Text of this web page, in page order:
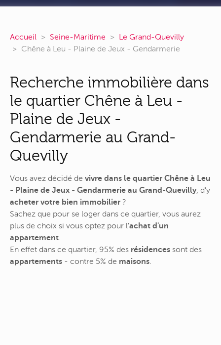
Accueil Seine-Maritime
Le Grand-Quevilly
Chêne à Leu - Plaine de Jeux - Gendarmerie
Recherche immobilière dans
le quartier Chêne à Leu -
Plaine de Jeux -
Gendarmerie au Grand-
Quevilly
Vous avez décidé de vivre dans le quartier Chêne à Leu
- Plaine de Jeux - Gendarmerie au Grand-Quevilly, d'y
acheter votre bien immobilier ?
Sachez que pour se loger dans ce quartier, vous aurez
plus de choix si vous optez pour l'achat d'un
appartement.
En effet dans ce quartier, 95% des résidences sont des
appartements - contre 5% de maisons.